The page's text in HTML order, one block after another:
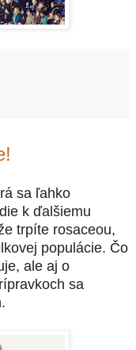
sa ľahko
k ďalšiemu
trpíte rosaceou,
populácie. Čo
ale aj o
sa